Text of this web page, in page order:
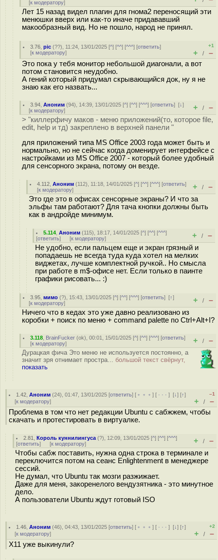
[к модератору]
Лет 15 назад видел плагин для гнома2 переносящий эти
менюшки вверх или как-то иначе придававший
макообразный вид. Но не пошло, народ не принял.
3.76 ,pic (??), 11:24, 13/01/2025 [^] [^^] [^^^] [ответить]
[к модератору]
+1
+ / –
Это пока у тебя монитор небольшой диагонали, а вот
потом становится неудобно.
А гений который придумал скрывающийся док, ну я не
знаю как его назвать...
3.94 ,Аноним (94), 14:39, 13/01/2025 [^] [^^] [^^^] [ответить][↓]
[к модератору] + / –
> "киллерфичу маков - меню приложений(то, которое file,
edit, help и тд) закреплено в верхней панели "
для приложений типа MS Office 2003 года может быть и
нормально, но не сейчас когда доменирует интерфейсе с
настройками из MS Office 2007 - который более удобный
для сенсорного экрана, потому он везде.
4.112 ,Аноним (112), 11:18, 14/01/2025 [^] [^^] [^^^] [ответить]
[к модератору] + / –
Это где это в офисах сенсорные экраны? И что за
эльфы там работают? Для тача кнопки должны быть
как в андройде минимум.
5.114 ,Аноним (115), 18:17, 14/01/2025 [^] [^^] [^^^]
[ответить] [к модератору] + / –
Не удобно, если пальцем еще и экран грязный и
попадаешь не всегда туда куда хотел на мелких
виджетах, лучше комплектной ручкой.. Но смысла
при работе в m$-офисе нет. Если только в паинте
графики рисовать... :)
3.95 ,мимо (?), 15:43, 13/01/2025 [^] [^^] [^^^] [ответить][↑]
[к модератору] + / –
Ничего что в кедах это уже давно реализовано из
коробки + поиск по меню + command palette по Ctrl+Alt+I?
3.118 BrainFucker (ok), 00:01, 15/01/2025 [^] [^^] [^^^] [ответить]
[к модератору] + / –
Дурацкая фича Это меню не используется постоянно, а
значит зря отнимает простра... большой текст свёрнут,
показать
1.42 ,Аноним (24), 01:47, 13/01/2025 [ответить] [ ﹢﹢﹢] [ · · ·][↓] [↑]
[к модератору]
–1
+ / –
Проблема в том что нет редакции Ubuntu с сабжжем, чтобы
скачать и протестировать в виртуалке.
2.81 ,Король куннилингуса (?), 12:09, 13/01/2025 [^] [^^] [^^^]
[ответить] [к модератору] + / –
Чтобы сабж поставить, нужна одна строка в терминале и
переключится потом на сеанс Enlightenment в менеджере
сессий.
Не думал, что Ubuntu так мозги разжижает.
Даже для меня, закоренелого вендузятника - это минутное
дело.
А пользователи Ubuntu ждут готовый ISO
1.46 ,Аноним (46), 04:43, 13/01/2025 [ответить] [ ﹢﹢﹢] [ · · ·][↓] [↑]
[к модератору]
+2
+ / –
X11 уже выкинули?